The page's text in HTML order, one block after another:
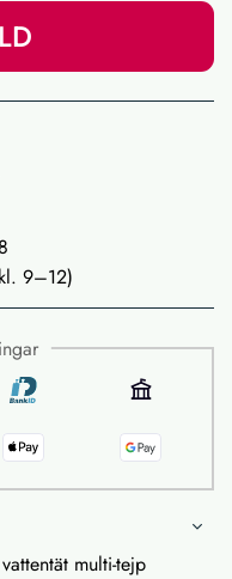
9–12)
multi-tejp